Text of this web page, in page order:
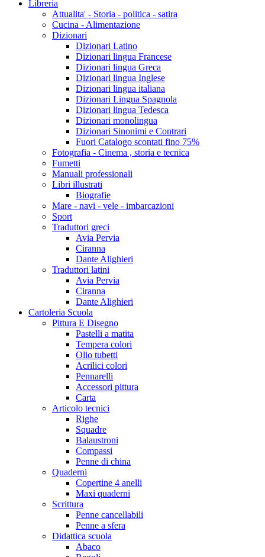
Libreria
Attualita' - Storia - politica - satira
Cucina - Alimentazione
Dizionari
Dizionari Latino
Dizionari lingua Francese
Dizionari lingua Greca
Dizionari lingua Inglese
Dizionari lingua italiana
Dizionari Lingua Spagnola
Dizionari lingua Tedesca
Dizionari monolingua
Dizionari Sinonimi e Contrari
Fuori Catalogo scontati fino 75%
Fotografia - Cinema , storia e tecnica
Fumetti
Manuali professionali
Libri illustrati
Biografie
Mare - navi - vele - imbarcazioni
Sport
Traduttori greci
Avia Pervia
Ciranna
Dante Alighieri
Traduttori latini
Avia Pervia
Ciranna
Dante Alighieri
Cartoleria Scuola
Pittura E Disegno
Pastelli a matita
Tempera colori
Olio tubetti
Acrilici colori
Pennarelli
Accessori pittura
Carta
Articolo tecnici
Righe
Squadre
Balaustroni
Compassi
Penne di china
Quaderni
Copertine 4 anelli
Maxi quaderni
Scrittura
Penne cancellabili
Penne a sfera
Didattica scuola
Abaco